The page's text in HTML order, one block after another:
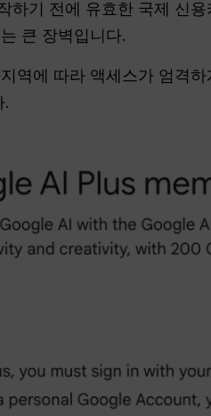
하기 전에 유효한 국제 신
큰 장벽입니다.
역에 따라 액세스가 엄격
.